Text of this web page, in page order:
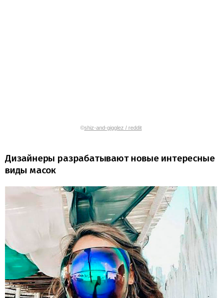
©shiz-and-gigglez / reddit
Дизайнеры разрабатывают новые интересные
виды масок